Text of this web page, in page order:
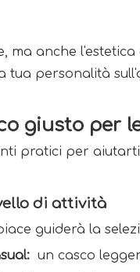
ma anche
tua personalità
giusto per
pratici per
di attività
guiderà la
un casco